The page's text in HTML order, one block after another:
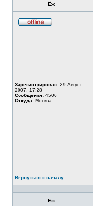
Ёж
Зарегистрирован: 29 Август
2007, 17:28
Сообщения: 4500
Откуда: Москва
Вернуться к началу
Ёж